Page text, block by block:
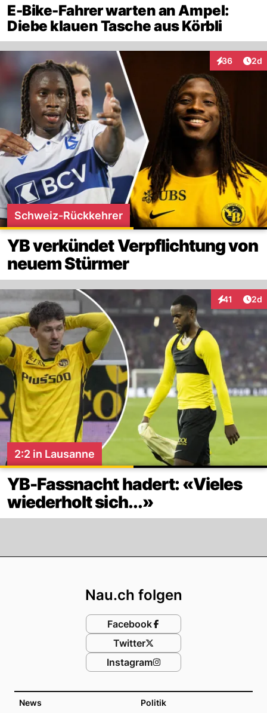
E-Bike-Fahrer warten an Ampel:
Diebe klauen Tasche aus Körbli
36
Interaktionen
2d
Schweiz-Rückkehrer
YB verkündet Verpflichtung von
neuem Stürmer
41
Interaktionen
2d
2:2 in Lausanne
YB-Fassnacht hadert: «Vieles
wiederholt sich...»
News Politik
Nau.ch folgen
Facebook
Twitter
Instagram